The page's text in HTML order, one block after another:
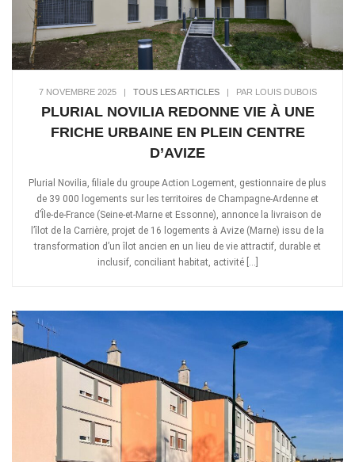
7 NOVEMBRE 2025| TOUS LES ARTICLES| PAR LOUIS DUBOIS
PLURIAL NOVILIA REDONNE VIE À UNE
FRICHE URBAINE EN PLEIN CENTRE
D’AVIZE
Plurial Novilia, filiale du groupe Action Logement, gestionnaire de plus
de 39 000 logements sur les territoires de Champagne-Ardenne et
d’Île-de-France (Seine-et-Marne et Essonne), annonce la livraison de
l’îlot de la Carrière, projet de 16 logements à Avize (Marne) issu de la
transformation d’un îlot ancien en un lieu de vie attractif, durable et
inclusif, conciliant habitat, activité […]